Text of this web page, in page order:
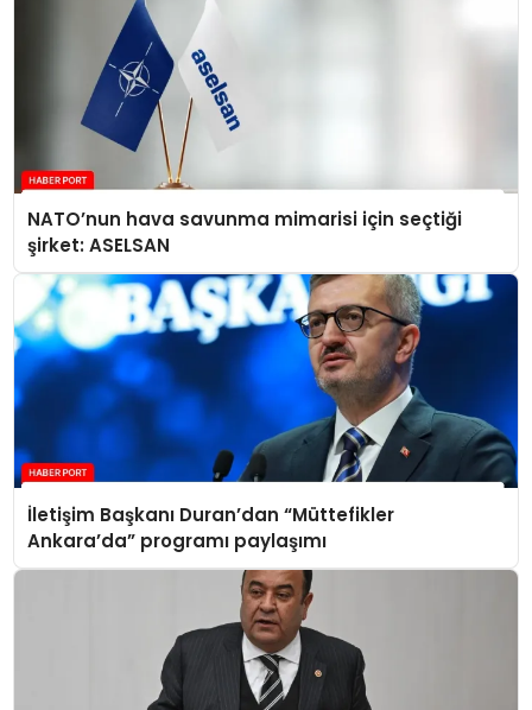
NATO’nun hava savunma mimarisi için seçtiği
şirket: ASELSAN
İletişim Başkanı Duran’dan “Müttefikler
Ankara’da” programı paylaşımı